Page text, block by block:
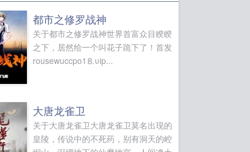
都市之修罗战神
关于都市之修罗战神世界首富众目睽睽
之下，居然给一个叫花子跪下了！首发
rousewuccpo1⒏υip...
大唐龙雀卫
关于大唐龙雀卫大唐龙雀卫莫名出现的
皇陵，传说中的不死药，别有洞天的崆